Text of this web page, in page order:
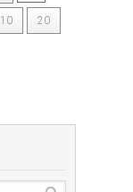
10 20